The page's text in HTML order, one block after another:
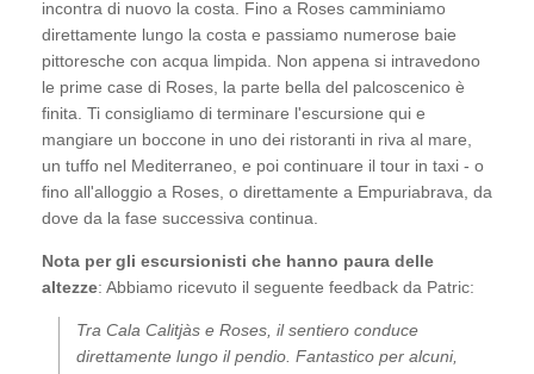
incontra di nuovo la costa. Fino a Roses camminiamo
direttamente lungo la costa e passiamo numerose baie
pittoresche con acqua limpida. Non appena si intravedono
le prime case di Roses, la parte bella del palcoscenico è
finita. Ti consigliamo di terminare l'escursione qui e
mangiare un boccone in uno dei ristoranti in riva al mare,
un tuffo nel Mediterraneo, e poi continuare il tour in taxi - o
fino all'alloggio a Roses, o direttamente a Empuriabrava, da
dove da la fase successiva continua.
Nota per gli escursionisti che hanno paura delle
altezze: Abbiamo ricevuto il seguente feedback da Patric:
Tra Cala Calitjàs e Roses, il sentiero conduce
direttamente lungo il pendio. Fantastico per alcuni,